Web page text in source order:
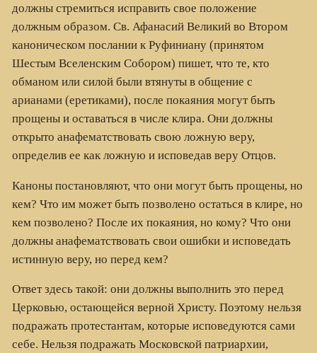
должны стремиться исправить свое положение
должным образом. Св. Афанасий Великий во Втором
каноническом послании к Руфиниану (принятом
Шестым Вселенским Собором) пишет, что те, кто
обманом или силой были втянуты в общение с
арианами (еретиками), после покаяния могут быть
прощены и оставаться в числе клира. Они должны
открыто анафематствовать свою ложную веру,
определив ее как ложную и исповедав веру Отцов.
Каноны постановляют, что они могут быть прощены, но
кем? Что им может быть позволено остаться в клире, но
кем позволено? После их покаяния, но кому? Что они
должны анафематствовать свои ошибки и исповедать
истинную веру, но перед кем?
Ответ здесь такой: они должны выполнить это перед
Церковью, остающейся верной Христу. Поэтому нельзя
подражать протестантам, которые исповедуются сами
себе. Нельзя подражать Московской патриархии,